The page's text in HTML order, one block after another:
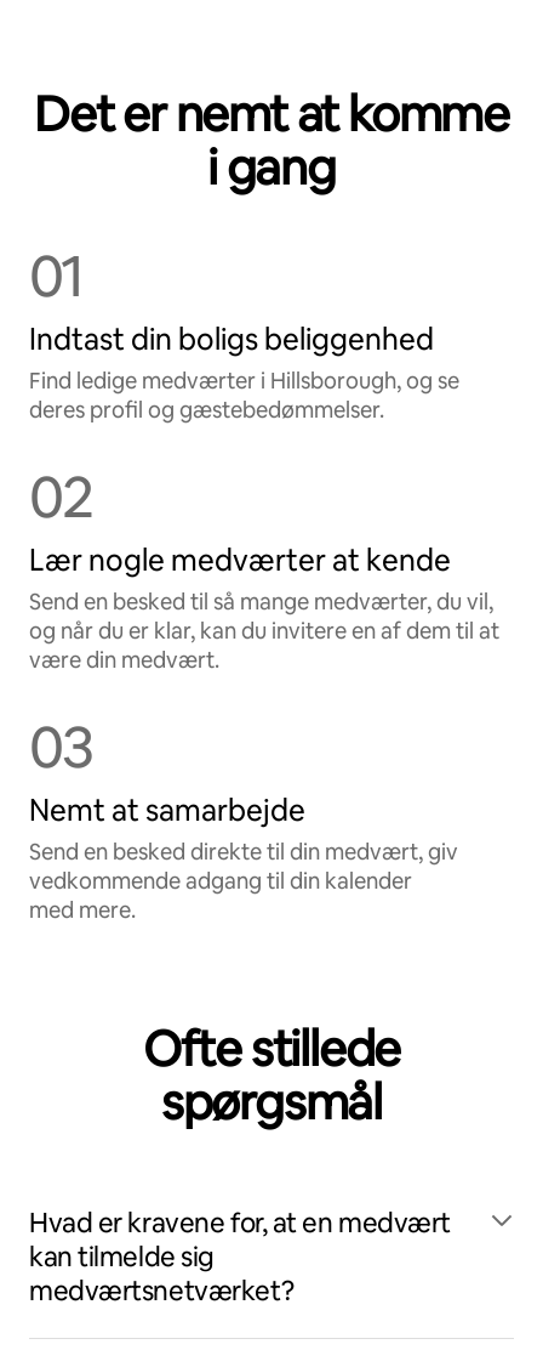
Det er nemt at komme
i gang
01
Indtast din boligs beliggenhed
Find ledige medværter i Hillsborough, og se
deres profil og gæstebedømmelser.
02
Lær nogle medværter at kende
Send en besked til så mange medværter, du vil,
og når du er klar, kan du invitere en af dem til at
være din medvært.
03
Nemt at samarbejde
Send en besked direkte til din medvært, giv
vedkommende adgang til din kalender
med mere.
Ofte stillede
spørgsmål
Hvad er kravene for, at en medvært
kan tilmelde sig
medværtsnetværket?